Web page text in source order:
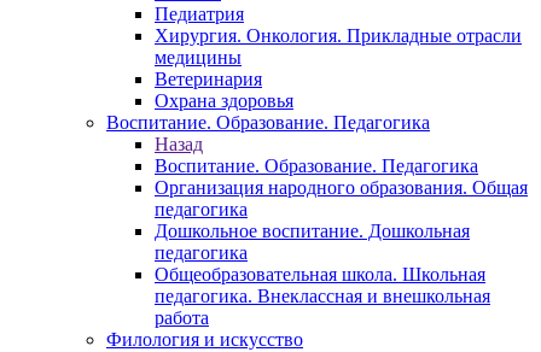
Педиатрия
Хирургия. Онкология. Прикладные отрасли
медицины
Ветеринария
Охрана здоровья
Воспитание. Образование. Педагогика
Назад
Воспитание. Образование. Педагогика
Организация народного образования. Общая
педагогика
Дошкольное воспитание. Дошкольная
педагогика
Общеобразовательная школа. Школьная
педагогика. Внеклассная и внешкольная
работа
Филология и искусство